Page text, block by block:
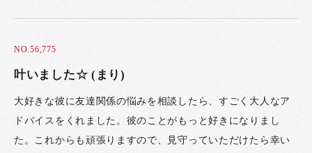
NO.56,775
叶いました☆ (まり)
大好きな彼に友達関係の悩みを相談したら、すごく大人なア
ドバイスをくれました。彼のことがもっと好きになりまし
た。これからも頑張りますので、見守っていただけたら幸い